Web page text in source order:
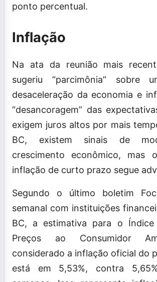
ponto percentual.
Inflação
Na ata da reunião mais
sugeriu “parcimônia” sobre
desaceleração da economia e
“desancoragem” das
exigem juros altos por mais
BC, existem sinais de
crescimento econômico, mas
inflação de curto prazo segue
Segundo o último boletim
semanal com instituições
BC, a estimativa para o Índice
Preços ao Consumidor
considerado a inflação oficial do
está em 5,53%, contra